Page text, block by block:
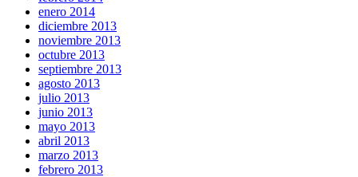
enero 2014
diciembre 2013
noviembre 2013
octubre 2013
septiembre 2013
agosto 2013
julio 2013
junio 2013
mayo 2013
abril 2013
marzo 2013
febrero 2013